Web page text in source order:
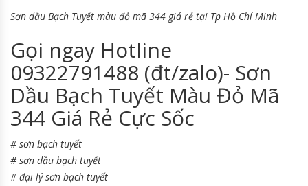
Sơn dầu Bạch Tuyết màu đỏ mã 344 giá rẻ tại Tp Hồ Chí Minh
Gọi ngay Hotline
09322791488 (đt/zalo)- Sơn
Dầu Bạch Tuyết Màu Đỏ Mã
344 Giá Rẻ Cực Sốc
# sơn bạch tuyết
# sơn dầu bạch tuyết
# đại lý sơn bạch tuyết